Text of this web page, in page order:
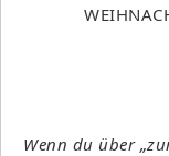
Wenn du über